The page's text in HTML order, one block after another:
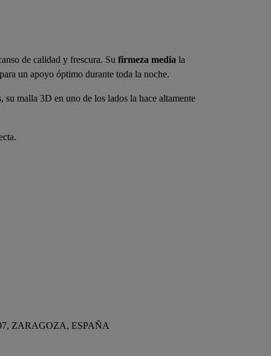
de calidad y frescura. Su firmeza media la
un apoyo óptimo durante toda la noche.
su malla 3D en uno de los lados la hace altamente
ZARAGOZA, ESPAÑA